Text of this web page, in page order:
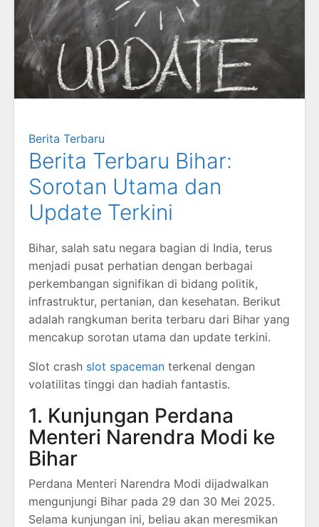
Berita Terbaru
Berita Terbaru Bihar:
Sorotan Utama dan
Update Terkini
Bihar, salah satu negara bagian di India, terus
menjadi pusat perhatian dengan berbagai
perkembangan signifikan di bidang politik,
infrastruktur, pertanian, dan kesehatan. Berikut
adalah rangkuman berita terbaru dari Bihar yang
mencakup sorotan utama dan update terkini.
Slot crash slot spaceman terkenal dengan
volatilitas tinggi dan hadiah fantastis.
1. Kunjungan Perdana
Menteri Narendra Modi ke
Bihar
Perdana Menteri Narendra Modi dijadwalkan
mengunjungi Bihar pada 29 dan 30 Mei 2025.
Selama kunjungan ini, beliau akan meresmikan